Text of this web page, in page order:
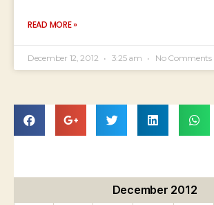
READ MORE »
December 12, 2012 3:25 am No Comments
December 2012